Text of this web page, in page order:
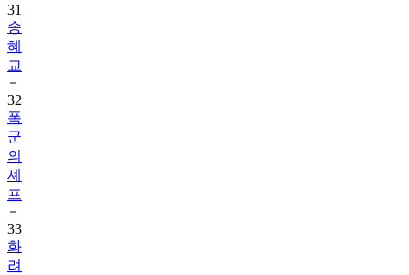
31
송
혜
교
32
폭
군
의
셰
프
33
화
려